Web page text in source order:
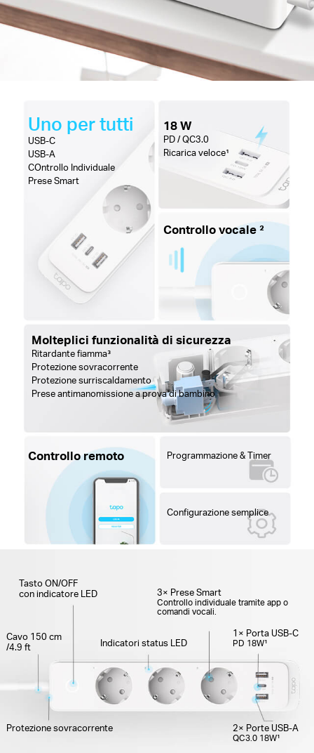
Uno per tutti
USB-C
USB-A
COntrollo Individuale
Prese Smart
18 W
PD / QC3.0
Ricarica veloce¹
Molteplici funzionalità di sicurezza
Ritardante fiamma³
Protezione sovracorrente
Protezione surriscaldamento
Prese antimanomissione a prova di bambino
Controllo vocale ²
Controllo remoto Programmazione & Timer
Configurazione semplice
Tasto ON/OFF
con indicatore LED
Indicatori status LED
3× Prese Smart
Controllo individuale tramite app o
comandi vocali.
1× Porta USB-C
PD 18W¹
Cavo 150 cm
/4.9 ft
Protezione sovracorrente 2× Porte USB-A
QC3.0 18W¹